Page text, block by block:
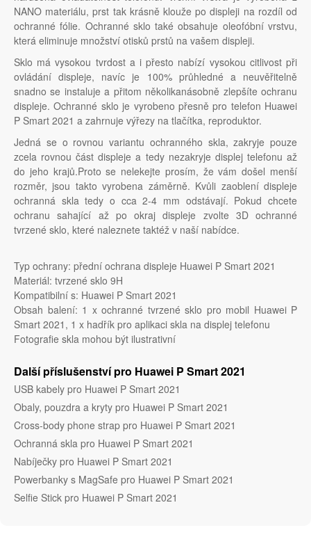
NANO materiálu, prst tak krásně klouže po displeji na rozdíl od
ochranné fólie. Ochranné sklo také obsahuje oleofóbní vrstvu,
která eliminuje množství otisků prstů na vašem displeji.
Sklo má vysokou tvrdost a i přesto nabízí vysokou citlivost při
ovládání displeje, navíc je 100% průhledné a neuvěřitelně
snadno se instaluje a přitom několikanásobně zlepšíte ochranu
displeje. Ochranné sklo je vyrobeno přesně pro telefon Huawei
P Smart 2021 a zahrnuje výřezy na tlačítka, reproduktor.
Jedná se o rovnou variantu ochranného skla, zakryje pouze
zcela rovnou část displeje a tedy nezakryje displej telefonu až
do jeho krajů.Proto se nelekejte prosím, že vám došel menší
rozměr, jsou takto vyrobena záměrně. Kvůli zaoblení displeje
ochranná skla tedy o cca 2-4 mm odstávají. Pokud chcete
ochranu sahající až po okraj displeje zvolte 3D ochranné
tvrzené sklo, které naleznete taktéž v naší nabídce.
Typ ochrany: přední ochrana displeje Huawei P Smart 2021
Materiál: tvrzené sklo 9H
Kompatibilní s: Huawei P Smart 2021
Obsah balení: 1 x ochranné tvrzené sklo pro mobil Huawei P
Smart 2021, 1 x hadřík pro aplikaci skla na displej telefonu
Fotografie skla mohou být ilustrativní
Další příslušenství pro Huawei P Smart 2021
USB kabely pro Huawei P Smart 2021
Obaly, pouzdra a kryty pro Huawei P Smart 2021
Cross-body phone strap pro Huawei P Smart 2021
Ochranná skla pro Huawei P Smart 2021
Nabíječky pro Huawei P Smart 2021
Powerbanky s MagSafe pro Huawei P Smart 2021
Selfie Stick pro Huawei P Smart 2021